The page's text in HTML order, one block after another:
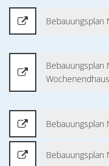
Bebauungsplan
Bebauungsplan
Bebauungsplan
Bebauungsplan